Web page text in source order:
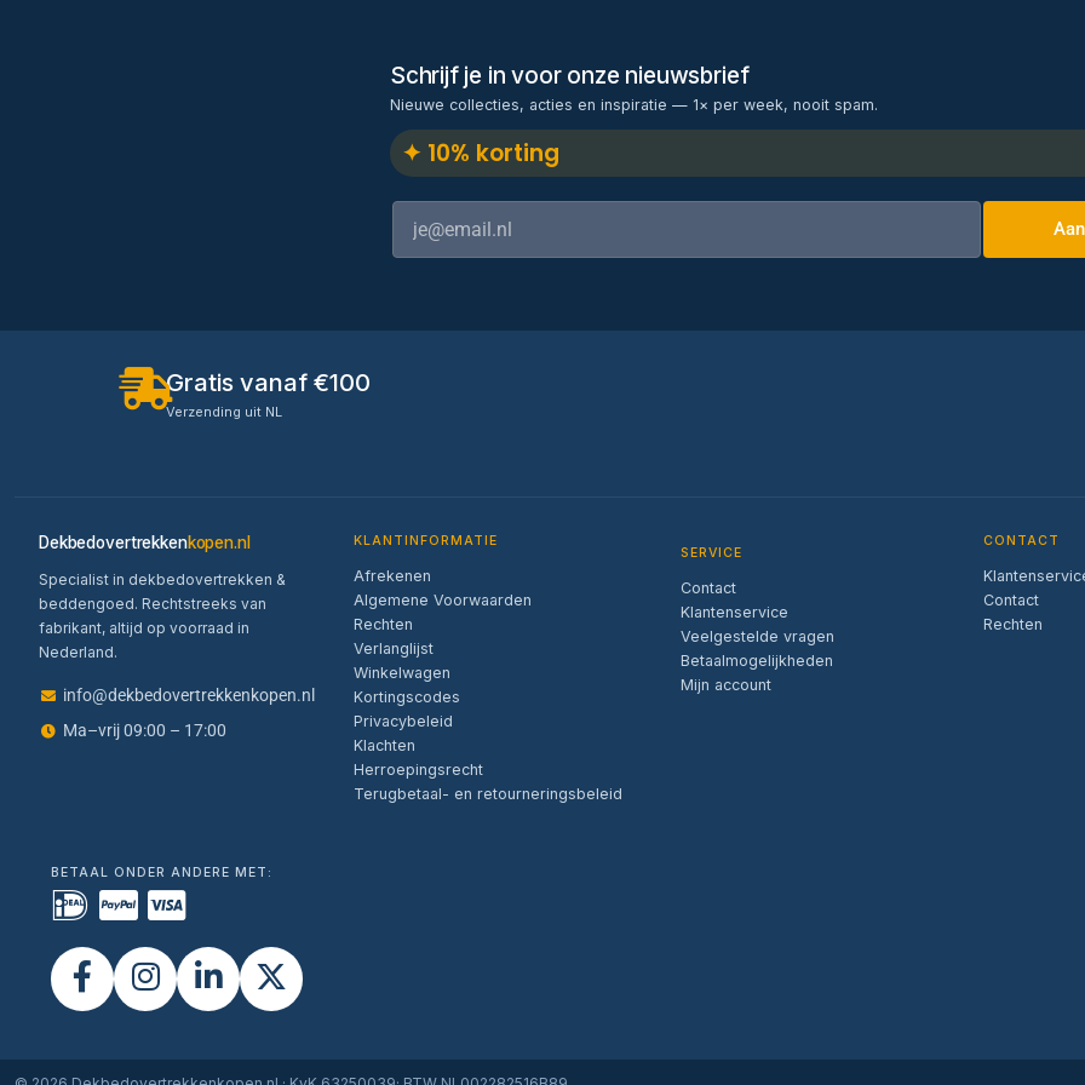
Schrijf je in voor onze nieuwsbrief
Nieuwe collecties, acties en inspiratie — 1× per week, nooit spam.
✦ 10% korting
Gratis vanaf €100
Verzending uit NL
Dekbedovertrekkenkopen.nl
Specialist in dekbedovertrekken &
beddengoed. Rechtstreeks van
fabrikant, altijd op voorraad in
Nederland.
info@dekbedovertrekkenkopen.nl
Ma–vrij 09:00 – 17:00
KLANTINFORMATIE
Afrekenen
Algemene Voorwaarden
Rechten
Verlanglijst
Winkelwagen
Kortingscodes
Privacybeleid
Klachten
Herroepingsrecht
Terugbetaal- en retourneringsbeleid
SERVICE
Contact
Klantenservice
Veelgestelde vragen
Betaalmogelijkheden
Mijn account
CONTACT
Contact
Rechten
BETAAL ONDER ANDERE MET: